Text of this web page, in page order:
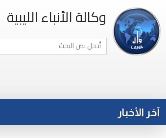
وكالة الأنباء الليبية
آخر الأخبار